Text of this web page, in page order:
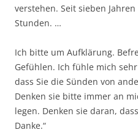
verstehen. Seit sieben
Stunden. …
Ich bitte um Aufklärung.
Gefühlen. Ich fühle mich
dass Sie die Sünden von
Denken sie bitte immer an
legen. Denken sie daran,
Danke.“